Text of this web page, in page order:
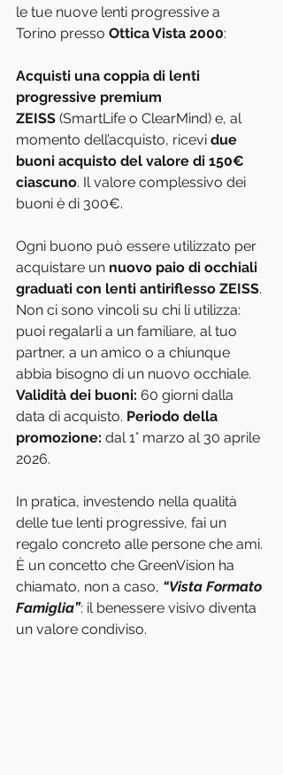
le tue nuove lenti progressive a
Torino presso Ottica Vista 2000:
Acquisti una coppia di lenti
progressive premium
ZEISS (SmartLife o ClearMind) e, al
momento dell’acquisto, ricevi due
buoni acquisto del valore di 150€
ciascuno. Il valore complessivo dei
buoni è di 300€.
Ogni buono può essere utilizzato per
acquistare un nuovo paio di occhiali
graduati con lenti antiriflesso ZEISS.
Non ci sono vincoli su chi li utilizza:
puoi regalarli a un familiare, al tuo
partner, a un amico o a chiunque
abbia bisogno di un nuovo occhiale.
Validità dei buoni: 60 giorni dalla
data di acquisto. Periodo della
promozione: dal 1° marzo al 30 aprile
2026.
In pratica, investendo nella qualità
delle tue lenti progressive, fai un
regalo concreto alle persone che ami.
È un concetto che GreenVision ha
chiamato, non a caso, “Vista Formato
Famiglia”: il benessere visivo diventa
un valore condiviso.